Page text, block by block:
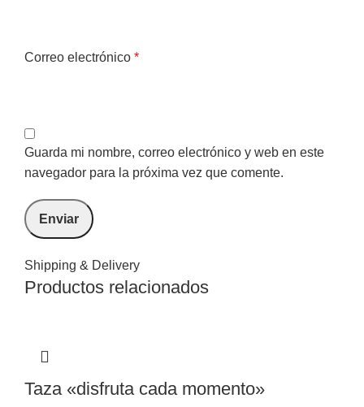
Correo electrónico *
Guarda mi nombre, correo electrónico y web en este
navegador para la próxima vez que comente.
Shipping & Delivery
Productos relacionados
Taza «disfruta cada momento»